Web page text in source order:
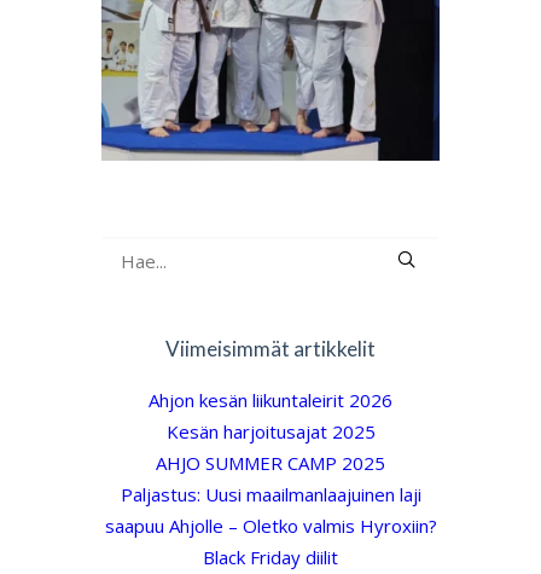
Viimeisimmät artikkelit
Ahjon kesän liikuntaleirit 2026
Kesän harjoitusajat 2025
AHJO SUMMER CAMP 2025
Paljastus: Uusi maailmanlaajuinen laji
saapuu Ahjolle – Oletko valmis Hyroxiin?
Black Friday diilit